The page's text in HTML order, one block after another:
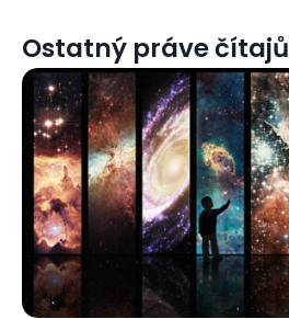
Ostatný práve čítajů